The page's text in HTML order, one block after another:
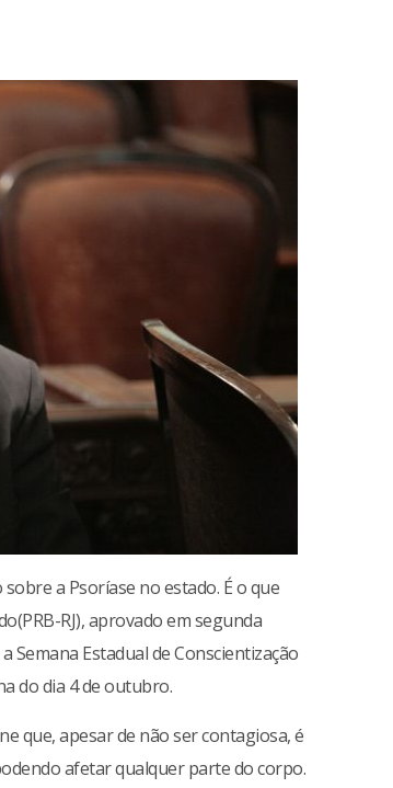
a Psoríase no estado. É o que
RJ), aprovado em segunda
Semana Estadual de Conscientização
do dia 4 de outubro.
que, apesar de não ser contagiosa, é
afetar qualquer parte do corpo.